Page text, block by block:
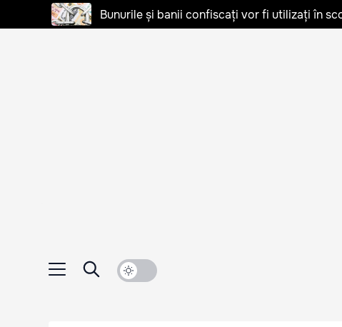
Bunurile și banii confiscați vor fi utilizați în